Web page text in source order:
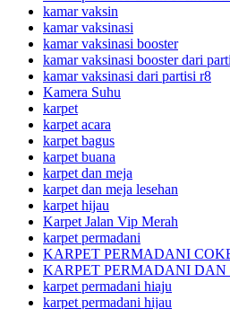
kamar vaksin
kamar vaksinasi
kamar vaksinasi booster
kamar vaksinasi booster dari
kamar vaksinasi dari partisi r8
Kamera Suhu
karpet
karpet acara
karpet bagus
karpet buana
karpet dan meja
karpet dan meja lesehan
karpet hijau
Karpet Jalan Vip Merah
karpet permadani
KARPET PERMADANI
KARPET PERMADANI
karpet permadani hiaju
karpet permadani hijau